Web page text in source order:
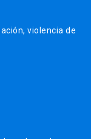
violencia de